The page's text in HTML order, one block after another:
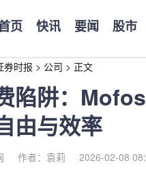
页 快讯 要闻 股市
券时报 > 公司 > 正文
陷阱：
由与效率
作者：袁莉 2026-02-08